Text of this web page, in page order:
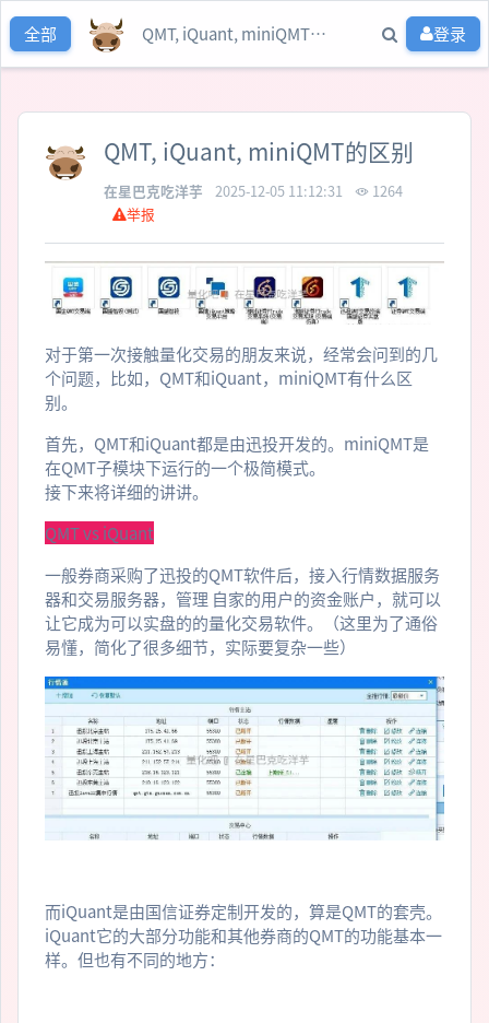
全部 QMT, iQuant, miniQMT的区别 登录
QMT, iQuant, miniQMT的区别
在星巴克吃洋芋 2025-12-05 11:12:31
1264
举报
对于第一次接触量化交易的朋友来说，经常会问到的几
个问题，比如，QMT和iQuant，miniQMT有什么区
别。
首先，QMT和iQuant都是由迅投开发的。miniQMT是
在QMT子模块下运行的一个极简模式。
接下来将详细的讲讲。
QMT vs iQuant
一般券商采购了迅投的QMT软件后，接入行情数据服务
器和交易服务器，管理 自家的用户的资金账户，就可以
让它成为可以实盘的的量化交易软件。（这里为了通俗
易懂，简化了很多细节，实际要复杂一些）
而iQuant是由国信证券定制开发的，算是QMT的套壳。
iQuant它的大部分功能和其他券商的QMT的功能基本一
样。但也有不同的地方：